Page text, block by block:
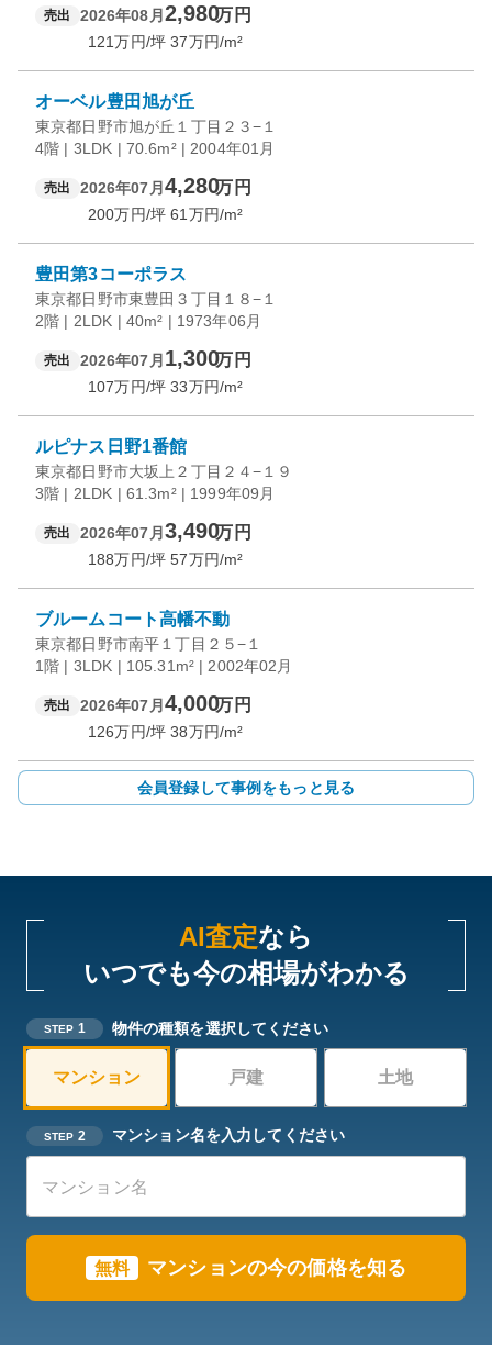
売出 2026年08月 2,980万円
121万円/坪 37万円/m²
オーベル豊田旭が丘
東京都日野市旭が丘１丁目２３−１
4階 | 3LDK | 70.6m² | 2004年01月
売出 2026年07月 4,280万円
200万円/坪 61 万円/m²
豊田第3コーポラス
東京都日野市東豊田３丁目１８−１
2階 | 2LDK | 40m² | 1973年06月
売出 2026年07月 1,300万円
107万円/坪 33万円/m²
ルピナス日野1番館
東京都日野市大坂上２丁目２４−１９
3階 | 2LDK | 61.3m² | 1999年09月
売出 2026年07月 3,490万円
188万円/坪 57万円/m²
ブルームコート高幡不動
東京都日野市南平１丁目２５−１
1階 | 3LDK | 105.31m² | 2002年02月
売出 2026年07月 4,000万円
126万円/坪 38万円/m²
会員登録して事例をもっと見る
AI査定なら
いつでも今の相場がわかる
STEP 1 物件の種類を選択してください
マンション 戸建 土地
STEP 2 マンション名を入力してください
無料 マンションの今の価格を知る